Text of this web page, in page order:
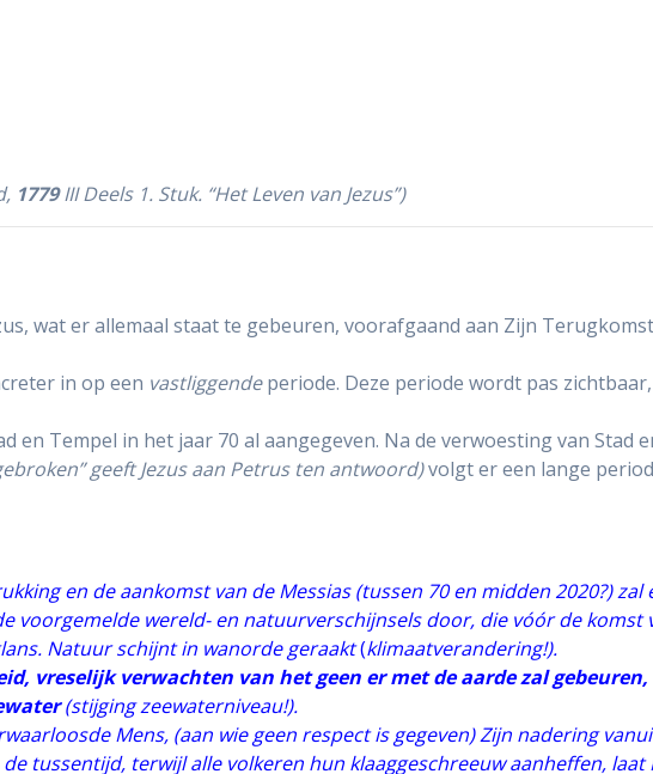
1779III Deels 1. Stuk. “Het Leven van Jezus”)
wat er allemaal staat te gebeuren, voorafgaand aan Zijn
in op een vastliggendeperiode. Deze periode wordt pas
en Tempel in het jaar 70 al aangegeven. Na de verwoesting van Stad
geeft Jezus aan Petrus ten antwoord)volgt er een lange
en de aankomst van de Messias (tussen 70 en midden 2020?)
voorgemelde wereld- en natuurverschijnsels door, die vóór de komst
Natuur schijnt in wanorde geraakt(klimaatverandering!).
vreselijk verwachten van het geen er met de aarde zal
(stijging zeewaterniveau!).
Mens, (aan wie geen respect is gegeven) Zijn nadering
tussentijd, terwijl alle volkeren hun klaaggeschreeuw aanheffen,